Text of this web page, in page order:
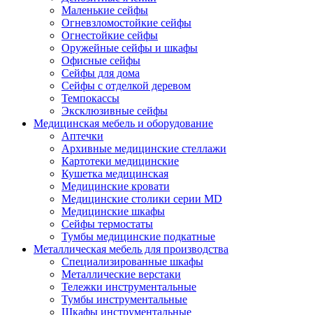
Маленькие сейфы
Огневзломостойкие сейфы
Огнестойкие сейфы
Оружейные сейфы и шкафы
Офисные сейфы
Сейфы для дома
Сейфы с отделкой деревом
Темпокассы
Эксклюзивные сейфы
Медицинская мебель и оборудование
Аптечки
Архивные медицинские стеллажи
Картотеки медицинские
Кушетка медицинская
Медицинские кровати
Медицинские столики серии MD
Медицинские шкафы
Сейфы термостаты
Тумбы медицинские подкатные
Металлическая мебель для производства
Cпециализированные шкафы
Металлические верстаки
Тележки инструментальные
Тумбы инструментальные
Шкафы инструментальные